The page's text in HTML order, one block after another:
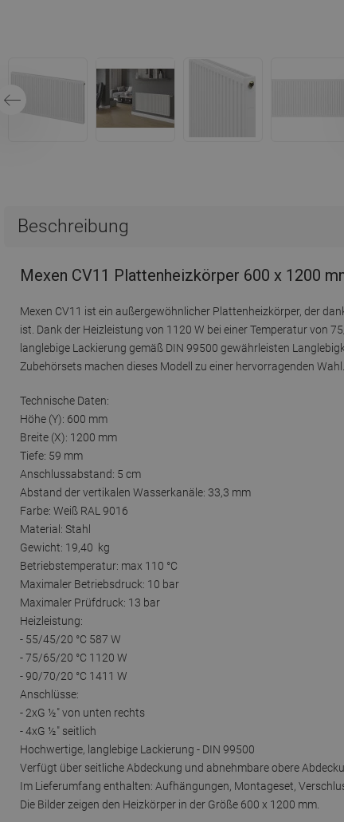
Beschreibung
Mexen CV11 Plattenheizkörper 600 x 1200
Mexen CV11 ist ein außergewöhnlicher Plattenheizkörper, der
ist. Dank der Heizleistung von 1120 W bei einer Temperatur von
langlebige Lackierung gemäß DIN 99500 gewährleisten
Zubehörsets machen dieses Modell zu einer hervorragenden Wahl.
Technische Daten:
Höhe (Y): 600 mm
Breite (X): 1200 mm
Tiefe: 59 mm
Anschlussabstand: 5 cm
Abstand der vertikalen Wasserkanäle: 33,3 mm
Farbe: Weiß RAL 9016
Material: Stahl
Gewicht: 19,40 kg
Betriebstemperatur: max 110 °C
Maximaler Betriebsdruck: 10 bar
Maximaler Prüfdruck: 13 bar
Heizleistung:
- 55/45/20 °C 587 W
- 75/65/20 °C 1120 W
- 90/70/20 °C 1411 W
Anschlüsse:
- 2xG ½″ von unten rechts
- 4xG ½″ seitlich
Hochwertige, langlebige Lackierung - DIN 99500
Verfügt über seitliche Abdeckung und abnehmbare obere
Im Lieferumfang enthalten: Aufhängungen, Montageset,
Die Bilder zeigen den Heizkörper in der Größe 600 x 1200 mm.